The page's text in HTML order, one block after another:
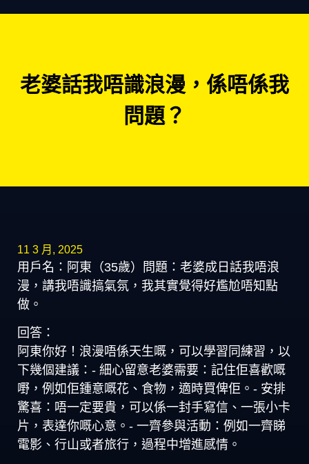
老婆話我唔識浪漫，係唔係我
問題？
11 3 月, 2025
用戶名：阿東（35歲）問題：老婆成日話我唔浪
漫，講我唔識搞氣氛，我其實覺得好尷尬唔知點
做。
回答：
阿東你好！浪漫唔係天生嘅，可以學習同練習，以
下幾個建議：- 細心留意老婆需要：記住佢喜歡嘅
嘢，例如佢鍾意嘅花、食物，適時買俾佢。- 安排
驚喜：唔一定要貴，可以係一封手寫信、一張小卡
片，表達你嘅心意。- 一齊參與活動：例如一齊睇
電影、行山或者旅行，過程中增進感情。